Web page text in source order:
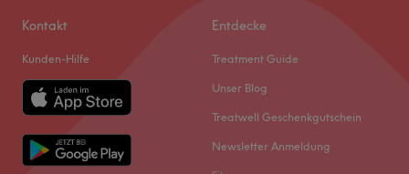
Kontakt
Kunden-Hilfe
Entdecke
Treatment Guide
Unser Blog
Treatwell Geschenkgutschein
Newsletter Anmeldung